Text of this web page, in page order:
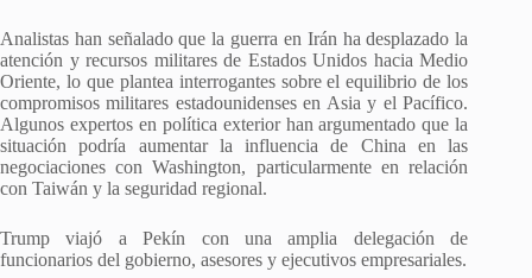
Analistas han señalado que la guerra en Irán ha desplazado la
atención y recursos militares de Estados Unidos hacia Medio
Oriente, lo que plantea interrogantes sobre el equilibrio de los
compromisos militares estadounidenses en Asia y el Pacífico.
Algunos expertos en política exterior han argumentado que la
situación podría aumentar la influencia de China en las
negociaciones con Washington, particularmente en relación
con Taiwán y la seguridad regional.
Trump viajó a Pekín con una amplia delegación de
funcionarios del gobierno, asesores y ejecutivos empresariales.